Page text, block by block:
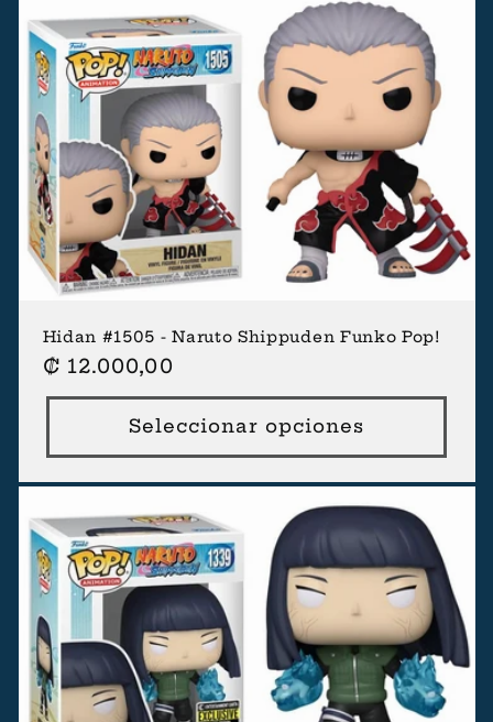
Hidan #1505 - Naruto Shippuden Funko Pop!
Precio
habitual
₡ 12.000,00
Seleccionar opciones